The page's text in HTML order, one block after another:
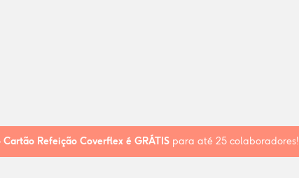
Cartão Refeição Coverflex é GRÁTIS para até 25 colaboradores!